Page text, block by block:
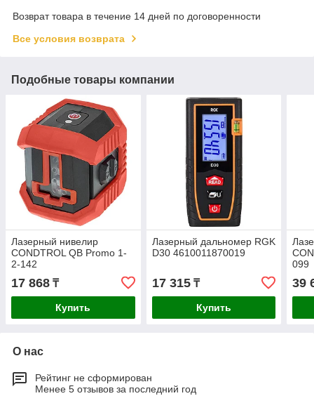
Возврат товара в течение 14 дней по договоренности
Все условия возврата
Подобные товары компании
Лазерный нивелир
CONDTROL QB Promo 1-
2-142
17 868 ₸
Купить
Лазерный дальномер RGK
D30 4610011870019
17 315₸
Купить
099
39
О нас
Рейтинг не сформирован
Менее 5 отзывов за последний год